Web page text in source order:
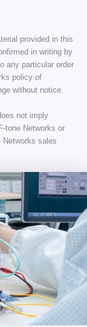
provided in this
in writing by
any particular order
policy of
without notice.
not imply
tone Networks or
Networks sales